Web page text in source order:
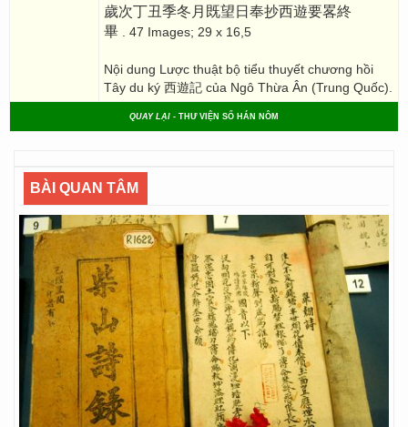
歲次丁丑季冬月既望日奉抄西遊要畧終
畢 . 47 Images; 29 x 16,5
Nội dung Lược thuật bộ tiểu thuyết chương hồi
Tây du ký 西遊記 của Ngô Thừa Ân (Trung Quốc).
QUAY LẠI - THƯ VIỆN SỐ HÁN NÔM
BÀI QUAN TÂM